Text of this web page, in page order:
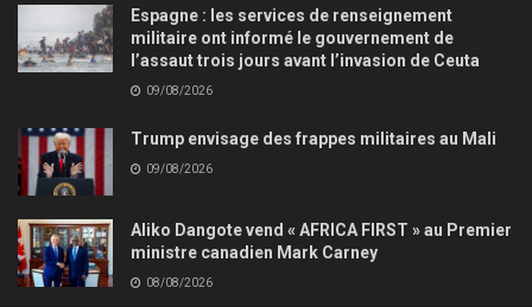
Espagne : les services de renseignement
militaire ont informé le gouvernement de
l’assaut trois jours avant l’invasion de Ceuta
09/08/2026
Trump envisage des frappes militaires au Mali
09/08/2026
Aliko Dangote vend « AFRICA FIRST » au Premier
ministre canadien Mark Carney
08/08/2026